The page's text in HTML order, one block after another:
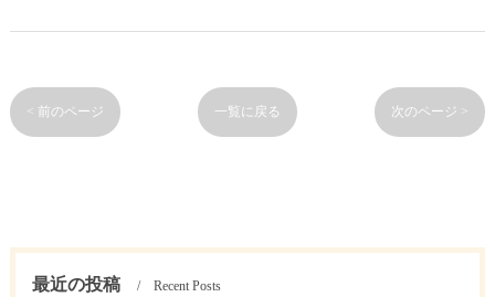
< 前のページ 一覧に戻る 次のページ >
最近の投稿 Recent Posts